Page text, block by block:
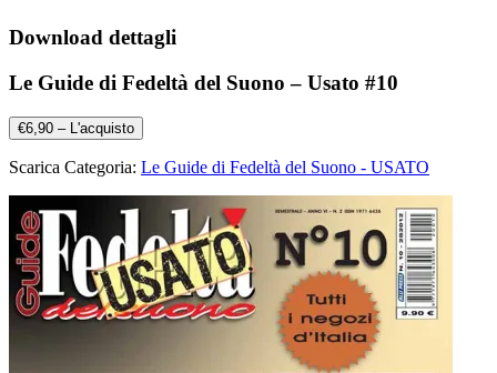
Download dettagli
Le Guide di Fedeltà del Suono – Usato #10
€6,90 – L'acquisto
Scarica Categoria: Le Guide di Fedeltà del Suono - USATO